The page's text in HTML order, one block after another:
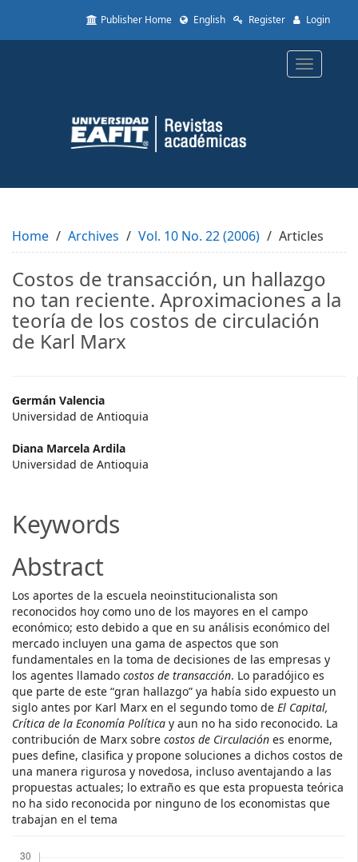
to
Content
Sidebar
Publisher Home English Register Login
Toggle
Home Archives Vol. 10 No. 22 (2006) Articles
Costos de transacción, un hallazgo
no tan reciente. Aproximaciones a la
teoría de los costos de circulación
de Karl Marx
Main
Article
Content
Germán Valencia
Universidad de Antioquia
Diana Marcela Ardila
Universidad de Antioquia
Keywords
Abstract
Los aportes de la escuela neoinstitucionalista son
reconocidos hoy como uno de los mayores en el campo
económico; esto debido a que en su análisis económico del
mercado incluyen una gama de aspectos que son
fundamentales en la toma de decisiones de las empresas y
los agentes llamado costos de transacción. Lo paradójico es
que parte de este “gran hallazgo” ya había sido expuesto un
siglo antes por Karl Marx en el segundo tomo de El Capital,
Crítica de la Economía Política y aun no ha sido reconocido. La
contribución de Marx sobre costos de Circulación es enorme,
pues define, clasifica y propone soluciones a dichos costos de
una manera rigurosa y novedosa, incluso aventajando a las
propuestas actuales; lo extraño es que esta propuesta teórica
no ha sido reconocida por ninguno de los economistas que
trabajan en el tema